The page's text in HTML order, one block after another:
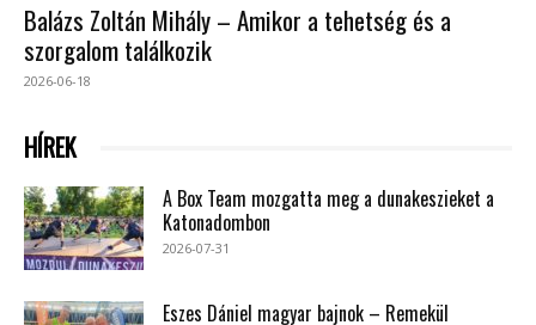
Balázs Zoltán Mihály – Amikor a tehetség és a
szorgalom találkozik
2026-06-18
HÍREK
A Box Team mozgatta meg a dunakeszieket a
Katonadombon
2026-07-31
Eszes Dániel magyar bajnok – Remekül